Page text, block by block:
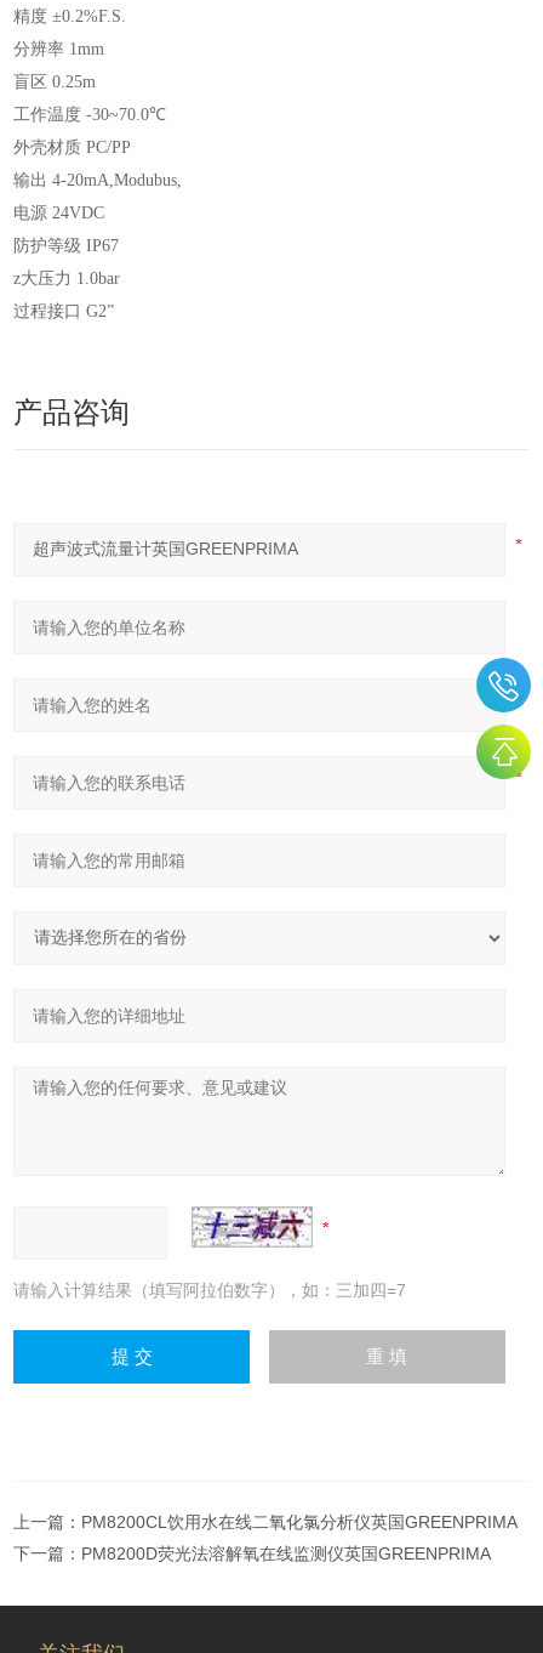
精度 ±0.2%F.S.
分辨率 1mm
盲区 0.25m
工作温度 -30~70.0℃
外壳材质 PC/PP
输出 4-20mA,Modubus,
电源 24VDC
防护等级 IP67
z大压力 1.0bar
过程接口 G2”
产品咨询
请输入计算结果（填写阿拉伯数字），如：三加四=7
上一篇： PM8200CL饮用水在线二氧化氯分析仪英国GREENPRIMA
下一篇： PM8200D荧光法溶解氧在线监测仪英国GREENPRIMA